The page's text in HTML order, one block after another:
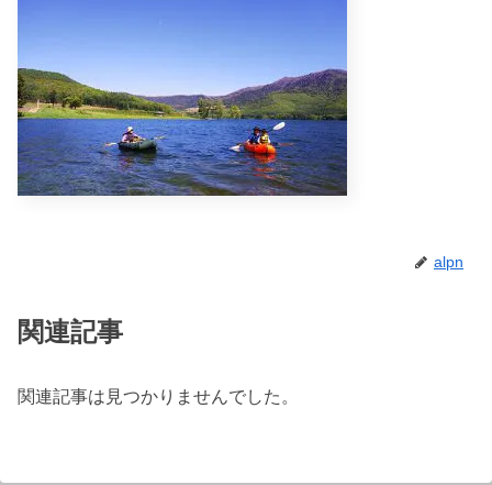
alpn
関連記事
関連記事は見つかりませんでした。